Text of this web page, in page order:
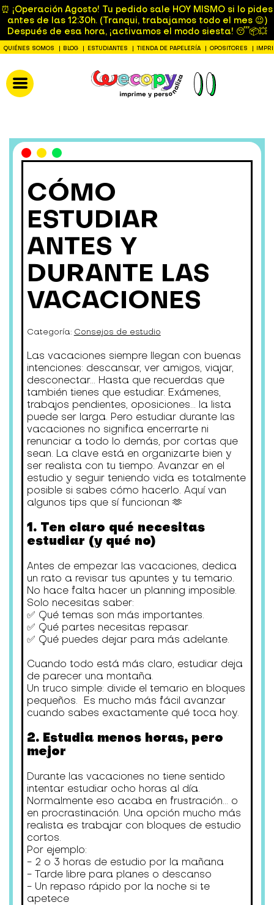
⏰ ¡Operación Agosto! Tu pedido sale HOY MISMO si lo pides
antes de las 12:30h. (Tranqui, trabajamos todo el mes 😉)
Después de esa hora, ¡activamos el modo siesta! 😴📦💥
QUIÉNES SOMOS BLOG ESTUDIANTES TIENDA DE PAPELERÍA OPOSITORES
CÓMO
ESTUDIAR
ANTES Y
DURANTE LAS
VACACIONES
Categoría: Consejos de estudio
Las vacaciones siempre llegan con buenas
intenciones: descansar, ver amigos, viajar,
desconectar... Hasta que recuerdas que
también tienes que estudiar. Exámenes,
trabajos pendientes, oposiciones... la lista
puede ser larga. Pero estudiar durante las
vacaciones no significa encerrarte ni
renunciar a todo lo demás, por cortas que
sean. La clave está en organizarte bien y
ser realista con tu tiempo. Avanzar en el
estudio y seguir teniendo vida es totalmente
posible si sabes cómo hacerlo. Aquí van
algunos tips que sí funcionan 🫶
1. Ten claro qué necesitas
estudiar (y qué no)
Antes de empezar las vacaciones, dedica
un rato a revisar tus apuntes y tu temario.
No hace falta hacer un planning imposible.
Solo necesitas saber:
✅ Qué temas son más importantes.
✅ Qué partes necesitas repasar.
✅ Qué puedes dejar para más adelante.
Cuando todo está más claro, estudiar deja
de parecer una montaña.
Un truco simple: divide el temario en bloques
pequeños. Es mucho más fácil avanzar
cuando sabes exactamente qué toca hoy.
2. Estudia menos horas, pero
mejor
Durante las vacaciones no tiene sentido
intentar estudiar ocho horas al día.
Normalmente eso acaba en frustración… o
en procrastinación. Una opción mucho más
realista es trabajar con bloques de estudio
cortos.
Por ejemplo:
- 2 o 3 horas de estudio por la mañana
- Tarde libre para planes o descanso
- Un repaso rápido por la noche si te
apetece